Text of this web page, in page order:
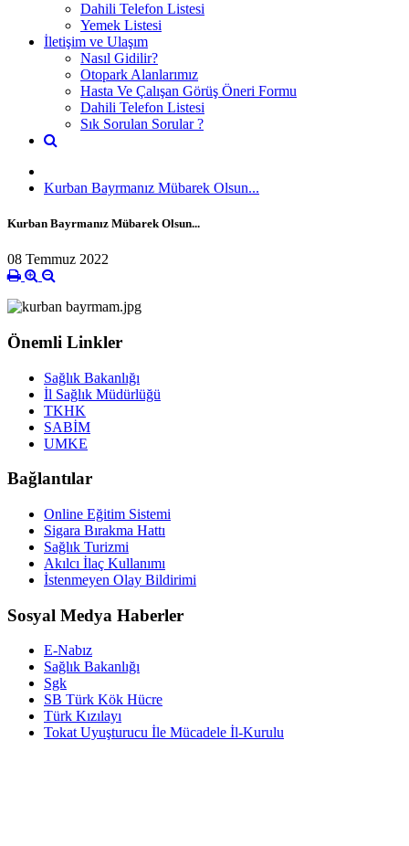
Dahili Telefon Listesi
Yemek Listesi
İletişim ve Ulaşım
Nasıl Gidilir?
Otopark Alanlarımız
Hasta Ve Çalışan Görüş Öneri Formu
Dahili Telefon Listesi
Sık Sorulan Sorular ?
Kurban Bayrmanız Mübarek Olsun...
Kurban Bayrmanız Mübarek Olsun...
08 Temmuz 2022
Önemli Linkler
Sağlık Bakanlığı
İl Sağlık Müdürlüğü
TKHK
SABİM
UMKE
Bağlantılar
Online Eğitim Sistemi
Sigara Bırakma Hattı
Sağlık Turizmi
Akılcı İlaç Kullanımı
İstenmeyen Olay Bildirimi
Sosyal Medya Haberler
E-Nabız
Sağlık Bakanlığı
Sgk
SB Türk Kök Hücre
Türk Kızılayı
Tokat Uyuşturucu İle Mücadele İl-Kurulu